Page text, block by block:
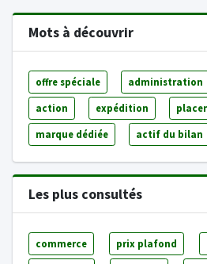
Mots à découvrir
offre spéciale administration
action expédition
marque dédiée actif du bilan
Les plus consultés
commerce prix plafond